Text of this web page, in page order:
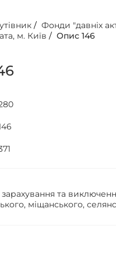
/ Фонди "давніх
м. Київ / Опис 146
та
міщанського,